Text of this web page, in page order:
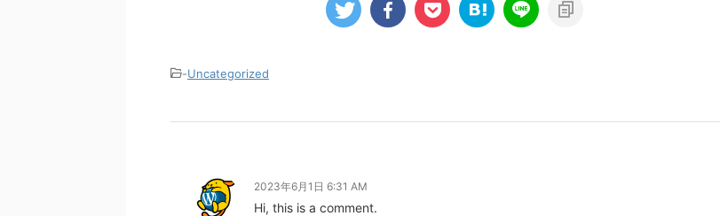
-Uncategorized
2023年6月1日 6:31 AM
Hi, this is a comment.